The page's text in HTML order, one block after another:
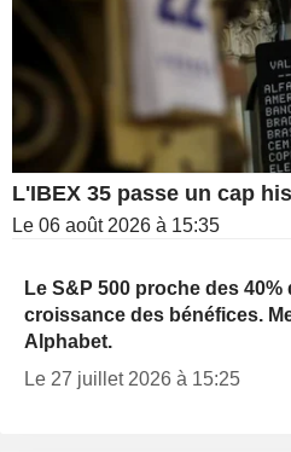
L'IBEX 35 passe un cap
Le 06 août 2026 à 15:35
Le S&P 500 proche des 40%
croissance des bénéfices.
Alphabet.
Le 27 juillet 2026 à 15:25